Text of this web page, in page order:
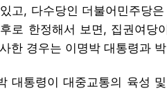
고, 다수당인 더불어민주당
로 한정해서 보면, 집권여당
한 경우는 이명박 대통령과
대통령이 대중교통의 육성